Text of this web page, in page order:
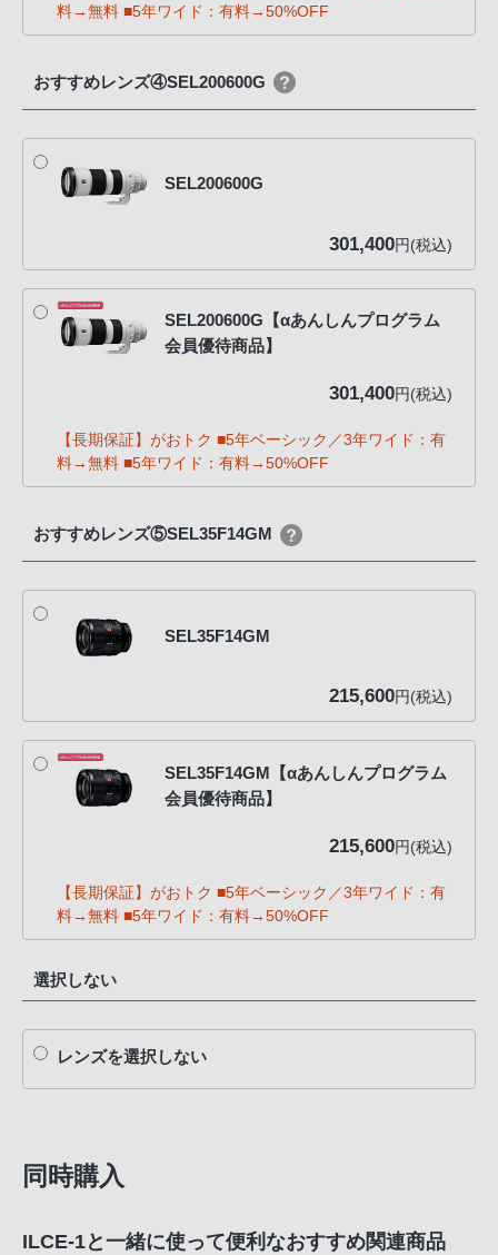
料→無料 ■5年ワイド：有料→50%OFF
おすすめレンズ④SEL200600G
SEL200600G
301,400円(税込)
SEL200600G【αあんしんプログラム
会員優待商品】
301,400円(税込)
【長期保証】がおトク ■5年ベーシック／3年ワイド：有
料→無料 ■5年ワイド：有料→50%OFF
おすすめレンズ⑤SEL35F14GM
SEL35F14GM
215,600円(税込)
SEL35F14GM【αあんしんプログラム
会員優待商品】
215,600円(税込)
【長期保証】がおトク ■5年ベーシック／3年ワイド：有
料→無料 ■5年ワイド：有料→50%OFF
選択しない
レンズを選択しない
同時購入
ILCE-1と一緒に使って便利なおすすめ関連商品